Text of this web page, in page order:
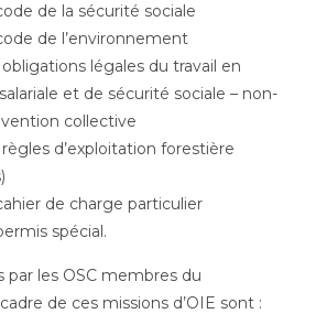
de la sécurité sociale
de l’environnement
légales du travail en
et de sécurité sociale – non-
collective
d’exploitation forestière
de charge particulier
spécial.
par les OSC membres du
de ces missions d’OIE sont :